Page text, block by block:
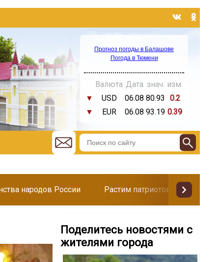
Прогноз погоды в Балашове
Погода в Тюмени
Валюта Дата знач. изм.
▼
USD 06.08 80.93
0.2
▼
EUR 06.08 93.19 0.39
народов России Растим патриотов
Поделитесь новостями с
жителями города